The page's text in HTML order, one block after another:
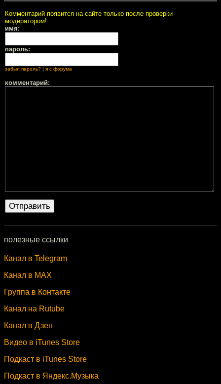
Комментарий появится на сайте только после проверки
модератором!
имя:
пароль:
забыл пароль? я с форума
комментарий:
полезные ссылки
Канал в Telegram
Канал в MAX
Группа в Контакте
Канал на Rutube
Канал в Дзен
Видео в iTunes Store
Подкаст в iTunes Store
Подкаст в Яндекс.Музыка